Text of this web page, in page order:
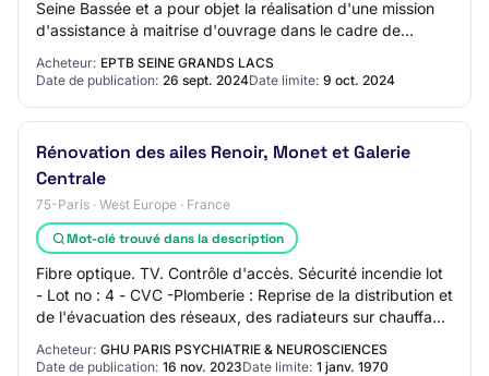
Seine Bassée et a pour objet la réalisation d'une mission
d'assistance à maitrise d'ouvrage dans le cadre de
Acheteur: EPTB SEINE GRANDS LACS
Date de publication: 26 sept. 2024Date limite: 9 oct. 2024
Rénovation des ailes Renoir, Monet et Galerie
Centrale
75-Paris · West Europe · France
Mot-clé trouvé dans la description
Fibre optique. TV. Contrôle d'accès. Sécurité incendie lot
- Lot no : 4 - CVC -Plomberie : Reprise de la distribution et
de l'évacuation des réseaux, des radiateurs sur chauffage
Acheteur: GHU PARIS PSYCHIATRIE & NEUROSCIENCES
Date de publication: 16 nov. 2023Date limite: 1 janv. 1970